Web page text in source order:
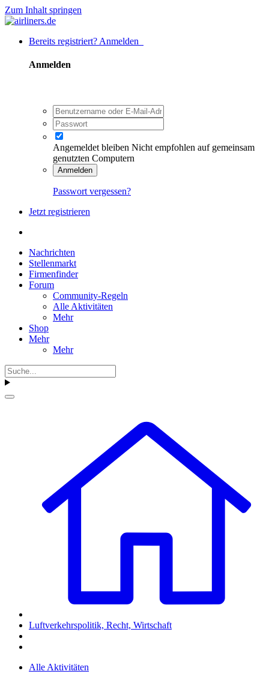
Zum Inhalt springen
Bereits registriert? Anmelden
Anmelden
Angemeldet bleiben Nicht empfohlen auf gemeinsam
genutzten Computern
Anmelden
Passwort vergessen?
Jetzt registrieren
Nachrichten
Stellenmarkt
Firmenfinder
Forum
Community-Regeln
Alle Aktivitäten
Mehr
Shop
Mehr
Mehr
Luftverkehrspolitik, Recht, Wirtschaft
Alle Aktivitäten